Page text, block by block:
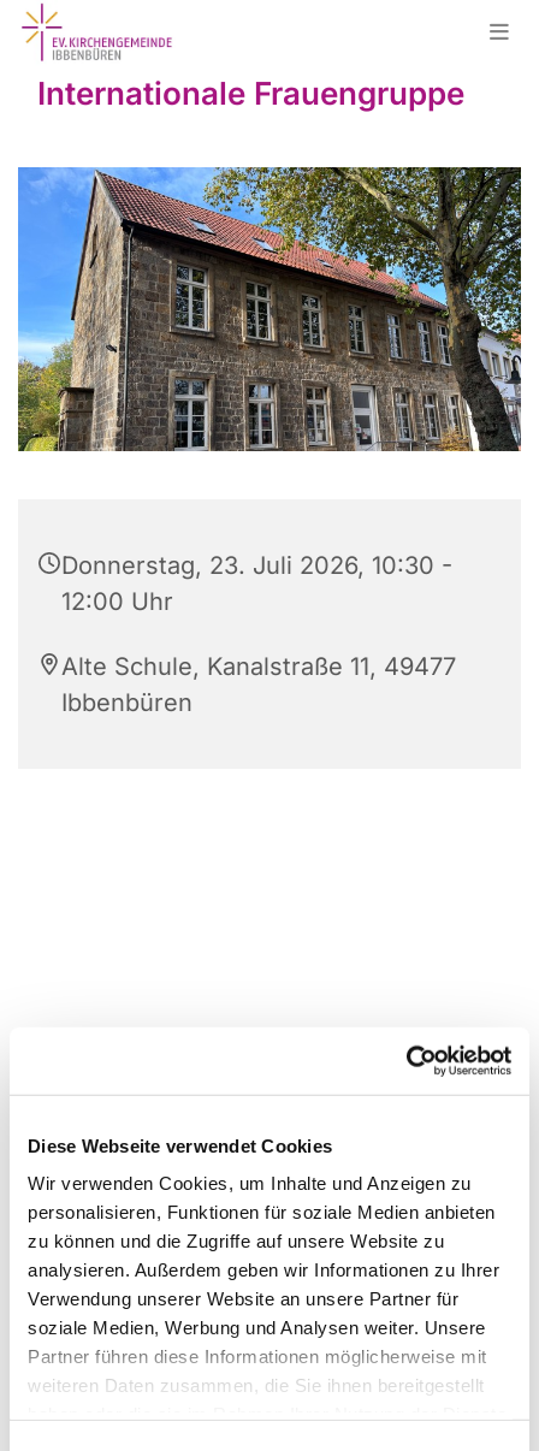
Diese Webseite verwendet Cookies
Wir verwenden Cookies, um Inhalte und Anzeigen zu
personalisieren, Funktionen für soziale Medien anbieten
zu können und die Zugriffe auf unsere Website zu
analysieren. Außerdem geben wir Informationen zu Ihrer
Verwendung unserer Website an unsere Partner für
soziale Medien, Werbung und Analysen weiter. Unsere
Partner führen diese Informationen möglicherweise mit
weiteren Daten zusammen, die Sie ihnen bereitgestellt
Internationale Frauengruppe
Donnerstag, 23. Juli 2026, 10:30 -
12:00 Uhr
Alte Schule, Kanalstraße 11, 49477
Ibbenbüren
Dies könnte Sie auch
interessieren